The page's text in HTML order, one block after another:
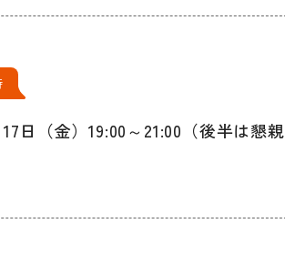
コラム よくある質問
ディアポリシー
17日（金）19:00～21:00（後半は懇